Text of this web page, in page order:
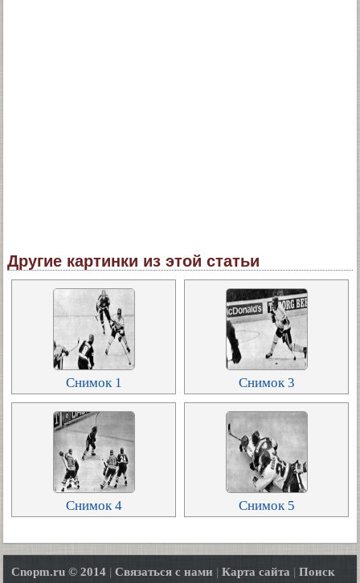
Другие картинки из этой статьи
Снимок 1 Снимок 3
Снимок 4 Снимок 5
Cnopm.ru © 2014 | Связаться с нами | Карта сайта | Поиск